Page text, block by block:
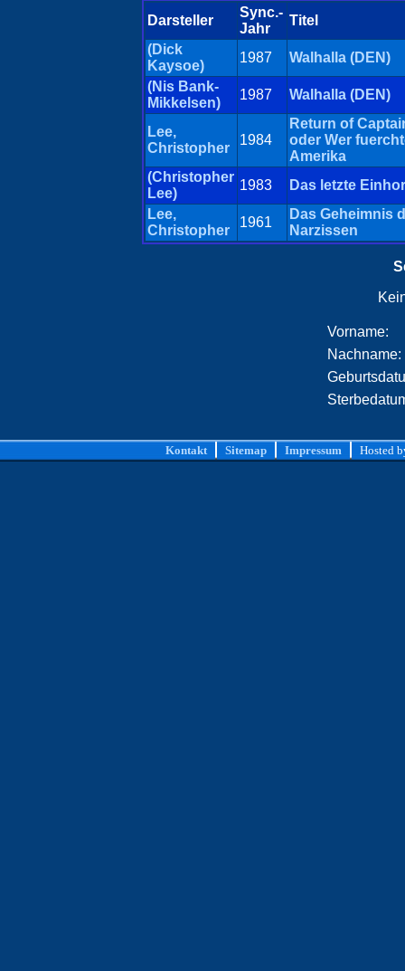
Darsteller
Sync.-
Jahr
Titel
(Dick
Kaysoe)
1987
Walhalla (DEN)
(Nis Bank-
Mikkelsen)
1987 Walhalla (DEN)
Lee,
Christopher
1984
Return of
oder Wer
Amerika
(Christopher
Lee)
1983
Das letzte
Lee,
Christopher
1961
Das Geheimnis
Narzissen
Vorname:
Nachname:
Kontakt Sitemap Impressum Hosted